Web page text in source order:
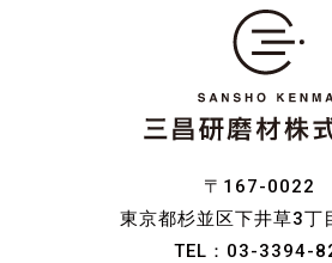
〒167-0022
東京都杉並区下井草3丁
TEL： 03-3394-